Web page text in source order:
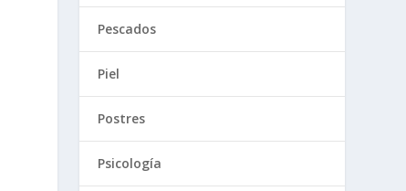
Pescados
Piel
Postres
Psicología